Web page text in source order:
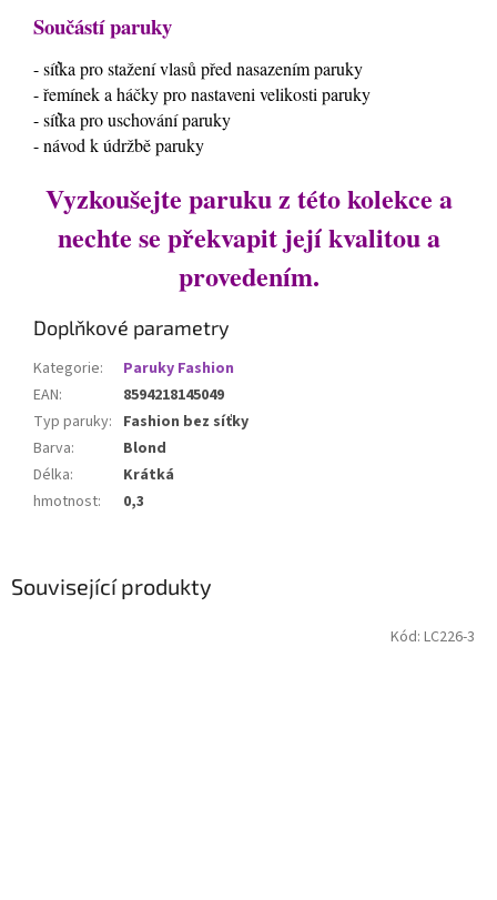
Související produkty
Kód: LC226-3
Součástí paruky
- síťka pro stažení vlasů před nasazením paruky
- řemínek a háčky pro nastaveni velikosti paruky
- síťka pro uschování paruky
- návod k údržbě paruky
Vyzkoušejte paruku z této kolekce a
nechte se překvapit její kvalitou a
provedením.
Doplňkové parametry
Kategorie:
Paruky Fashion
EAN:
8594218145049
Typ paruky: Fashion bez síťky
Barva:
Blond
Délka:
Krátká
hmotnost: 0,3